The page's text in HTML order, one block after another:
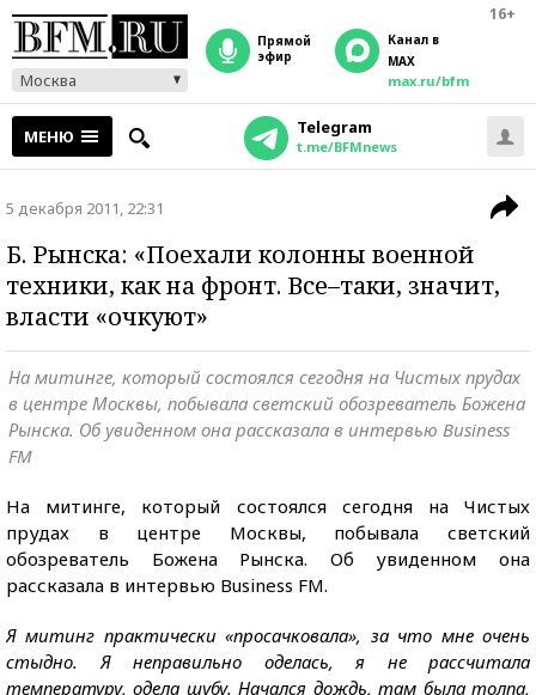
16+
Москва
прямой
эфир
Канал в
MAX
max.ru/bfm
МЕНЮ Telegram
t.me/BFMnews
5 декабря 2011, 22:31
Б. Рынска: «Поехали колонны военной
техники, как на фронт. Все–таки, значит,
власти «очкуют»
На митинге, который состоялся сегодня на Чистых прудах
в центре Москвы, побывала светский обозреватель Божена
Рынска. Об увиденном она рассказала в интервью Business
FM
На митинге, который состоялся сегодня на Чистых
прудах в центре Москвы, побывала светский
обозреватель Божена Рынска. Об увиденном она
рассказала в интервью Business FM.
Я митинг практически «просачковала», за что мне очень
стыдно. Я неправильно оделась, я не рассчитала
температуру, одела шубу. Начался дождь, там была толпа,